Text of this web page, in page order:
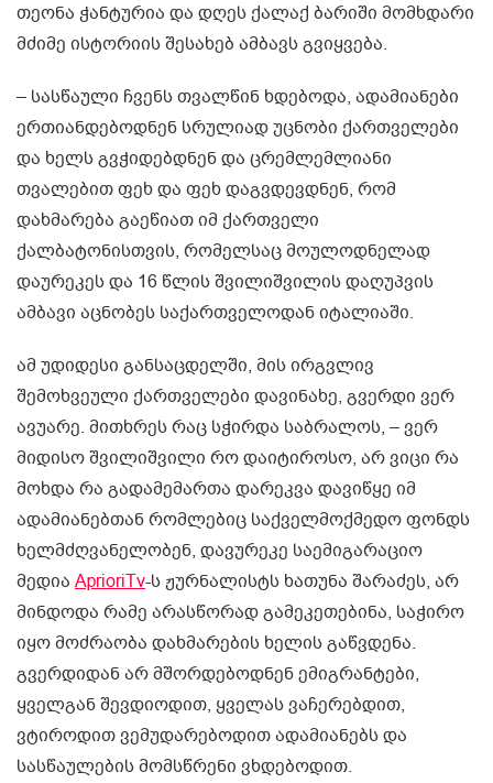
თეონა ჭანტურია და დღეს ქალაქ ბარიში მომხდარი
მძიმე ისტორიის შესახებ ამბავს გვიყვება.
– სასწაული ჩვენს თვალწინ ხდებოდა, ადამიანები
ერთიანდებოდნენ სრულიად უცნობი ქართველები
და ხელს გვჭიდებდნენ და ცრემლემლიანი
თვალებით ფეხ და ფეხ დაგვდევდნენ, რომ
დახმარება გაეწიათ იმ ქართველი
ქალბატონისთვის, რომელსაც მოულოდნელად
დაურეკეს და 16 წლის შვილიშვილის დაღუპვის
ამბავი აცნობეს საქართველოდან იტალიაში.
ამ უდიდესი განსაცდელში, მის ირგვლივ
შემოხვეული ქართველები დავინახე, გვერდი ვერ
ავუარე. მითხრეს რაც სჭირდა საბრალოს, – ვერ
მიდისო შვილიშვილი რო დაიტიროსო, არ ვიცი რა
მოხდა რა გადამემართა დარეკვა დავიწყე იმ
ადამიანებთან რომლებიც საქველმოქმედო ფონდს
ხელმძღვანელობენ, დავურეკე საემიგარაციო
მედია AprioriTv-ს ჟურნალისტს ხათუნა შარაძეს, არ
მინდოდა რამე არასწორად გამეკეთებინა, საჭირო
იყო მოძრაობა დახმარების ხელის გაწვდენა.
გვერდიდან არ მშორდებოდნენ ემიგრანტები,
ყველგან შევდიოდით, ყველას ვაჩერებდით,
ვტიროდით ვემუდარებოდით ადამიანებს და
სასწაულების მომსწრენი ვხდებოდით.